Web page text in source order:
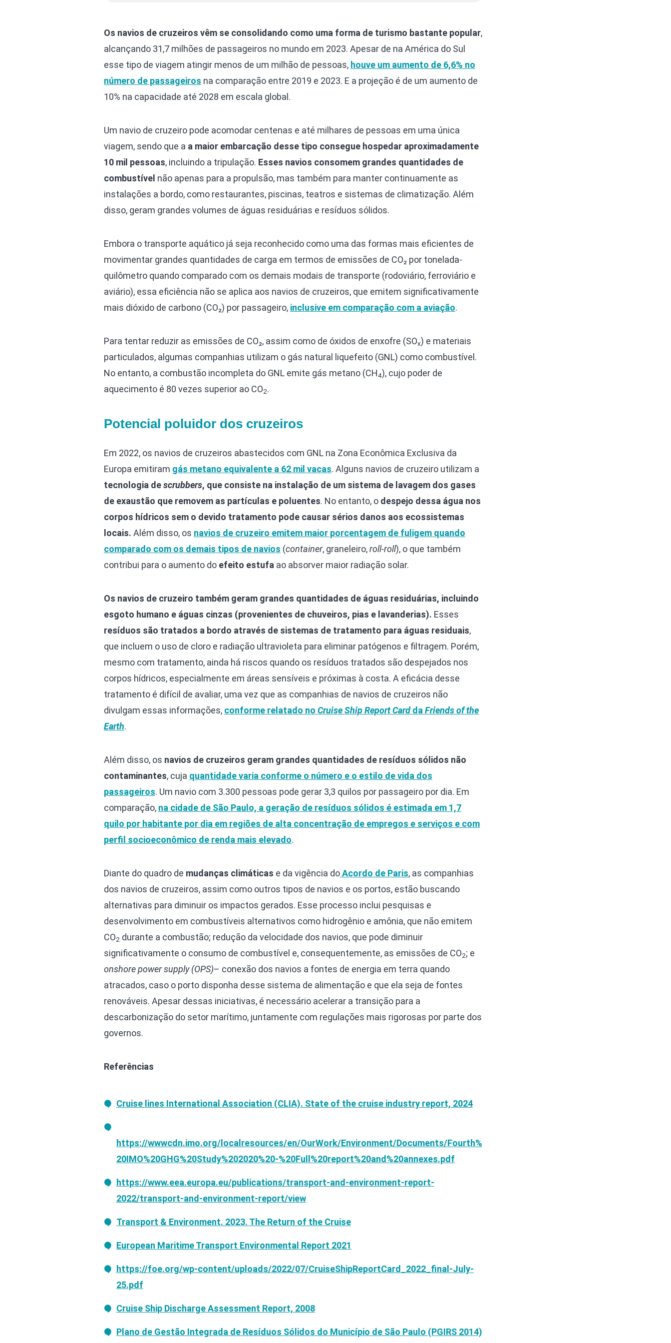
Os navios de cruzeiros vêm se consolidando como uma forma de turismo bastante popular,
alcançando 31,7 milhões de passageiros no mundo em 2023. Apesar de na América do Sul
esse tipo de viagem atingir menos de um milhão de pessoas, houve um aumento de 6,6% no
número de passageiros na comparação entre 2019 e 2023. E a projeção é de um aumento de
10% na capacidade até 2028 em escala global.
Um navio de cruzeiro pode acomodar centenas e até milhares de pessoas em uma única
viagem, sendo que a a maior embarcação desse tipo consegue hospedar aproximadamente
10 mil pessoas, incluindo a tripulação. Esses navios consomem grandes quantidades de
combustível não apenas para a propulsão, mas também para manter continuamente as
instalações a bordo, como restaurantes, piscinas, teatros e sistemas de climatização. Além
disso, geram grandes volumes de águas residuárias e resíduos sólidos.
Embora o transporte aquático já seja reconhecido como uma das formas mais eficientes de
movimentar grandes quantidades de carga em termos de emissões de CO₂ por tonelada-
quilômetro quando comparado com os demais modais de transporte (rodoviário, ferroviário e
aviário), essa eficiência não se aplica aos navios de cruzeiros, que emitem significativamente
mais dióxido de carbono (CO₂) por passageiro, inclusive em comparação com a aviação.
Para tentar reduzir as emissões de CO₂, assim como de óxidos de enxofre (SOx) e materiais
particulados, algumas companhias utilizam o gás natural liquefeito (GNL) como combustível.
No entanto, a combustão incompleta do GNL emite gás metano (CH4), cujo poder de
aquecimento é 80 vezes superior ao CO2.
Potencial poluidor dos cruzeiros
Em 2022, os navios de cruzeiros abastecidos com GNL na Zona Econômica Exclusiva da
Europa emitiram gás metano equivalente a 62 mil vacas. Alguns navios de cruzeiro utilizam a
tecnologia descrubbers, que consiste na instalação de um sistema de lavagem dos gases
de exaustão que removem as partículas e poluentes. No entanto, odespejo dessa água nos
corpos hídricos sem o devido tratamento pode causar sérios danos aos ecossistemas
locais. Além disso, os navios de cruzeiro emitem maior porcentagem de fuligem quando
comparado com os demais tipos de navios (container, graneleiro,roll-roll), o que também
contribui para o aumento do efeito estufa ao absorver maior radiação solar.
Os navios de cruzeiro também geram grandes quantidades de águas residuárias, incluindo
esgoto humano e águas cinzas (provenientes de chuveiros, pias e lavanderias). Esses
resíduos são tratados a bordo através de sistemas de tratamento para águas residuais,
que incluem o uso de cloro e radiação ultravioleta para eliminar patógenos e filtragem. Porém,
mesmo com tratamento, ainda há riscos quando os resíduos tratados são despejados nos
corpos hídricos, especialmente em áreas sensíveis e próximas à costa. A eficácia desse
tratamento é difícil de avaliar, uma vez que as companhias de navios de cruzeiros não
divulgam essas informações, conforme relatado no Cruise Ship Report Cardda Friends of the
Earth.
Além disso, os navios de cruzeiros geram grandes quantidades de resíduos sólidos não
contaminantes, cuja quantidade varia conforme o número e o estilo de vida dos
passageiros. Um navio com 3.300 pessoas pode gerar 3,3 quilos por passageiro por dia. Em
comparação, na cidade de São Paulo, a geração de resíduos sólidos é estimada em 1,7
quilo por habitante por dia em regiões de alta concentração de empregos e serviços e com
perfil socioeconômico de renda mais elevado.
Diante do quadro de mudanças climáticas e da vigência doAcordo de Paris, as companhias
dos navios de cruzeiros, assim como outros tipos de navios e os portos, estão buscando
alternativas para diminuir os impactos gerados. Esse processo inclui pesquisas e
desenvolvimento em combustíveis alternativos como hidrogênio e amônia, que não emitem
CO2 durante a combustão; redução da velocidade dos navios, que pode diminuir
significativamente o consumo de combustível e, consequentemente, as emissões de CO2; e
onshore power supply (OPS)– conexão dos navios a fontes de energia em terra quando
atracados, caso o porto disponha desse sistema de alimentação e que ela seja de fontes
renováveis. Apesar dessas iniciativas, é necessário acelerar a transição para a
descarbonização do setor marítimo, juntamente com regulações mais rigorosas por parte dos
governos.
Referências
Cruise lines International Association (CLIA). State of the cruise industry report, 2024
https://wwwcdn.imo.org/localresources/en/OurWork/Environment/Documents/Fourth%
20IMO%20GHG%20Study%202020%20-%20Full%20report%20and%20annexes.pdf
https://www.eea.europa.eu/publications/transport-and-environment-report-
2022/transport-and-environment-report/view
Transport & Environment. 2023. The Return of the Cruise
European Maritime Transport Environmental Report 2021
https://foe.org/wp-content/uploads/2022/07/CruiseShipReportCard_2022_final-July-
25.pdf
Cruise Ship Discharge Assessment Report, 2008
Plano de Gestão Integrada de Resíduos Sólidos do Município de São Paulo (PGIRS 2014)